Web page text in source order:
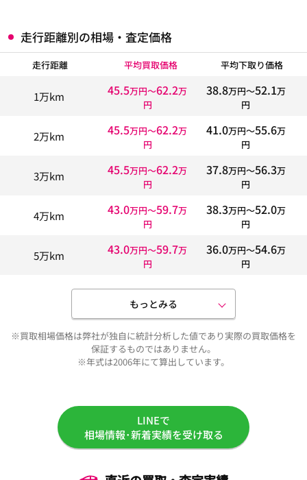
走行距離別の相場・査定価格
走行距離 平均買取価格 平均下取り価格
1万km 45.5万円〜62.2万
円
38.8万円〜52.1万
円
2万km 45.5万円〜62.2万
円
41.0万円〜55.6万
円
3万km 45.5万円〜62.2万
円
37.8万円〜56.3万
円
4万km 43.0万円〜59.7万
円
38.3万円〜52.0万
円
5万km 43.0万円〜59.7万
円
36.0万円〜54.6万
円
もっとみる
※買取相場価格は弊社が独自に統計分析した値であり実際の買取価格を
保証するものではありません。
※年式は2006年にて算出しています。
LINEで
相場情報･新着実績を受け取る